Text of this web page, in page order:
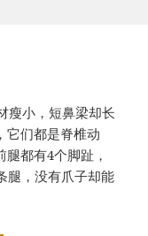
瘦小，短鼻梁却长
它们都是脊椎动
都有4个脚趾，
腿，没有爪子却能